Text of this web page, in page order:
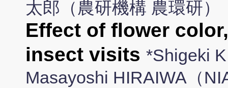
太郎（農研機構 農環研）
Effect of flower
insect visits *Shigeki
Masayoshi HIRAIWA（